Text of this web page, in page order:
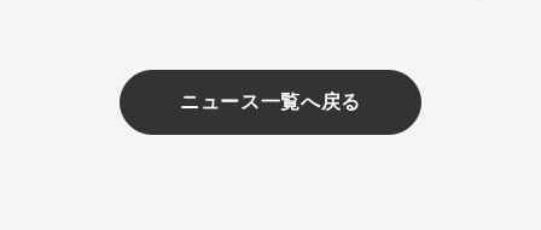
ニュース一覧へ戻る